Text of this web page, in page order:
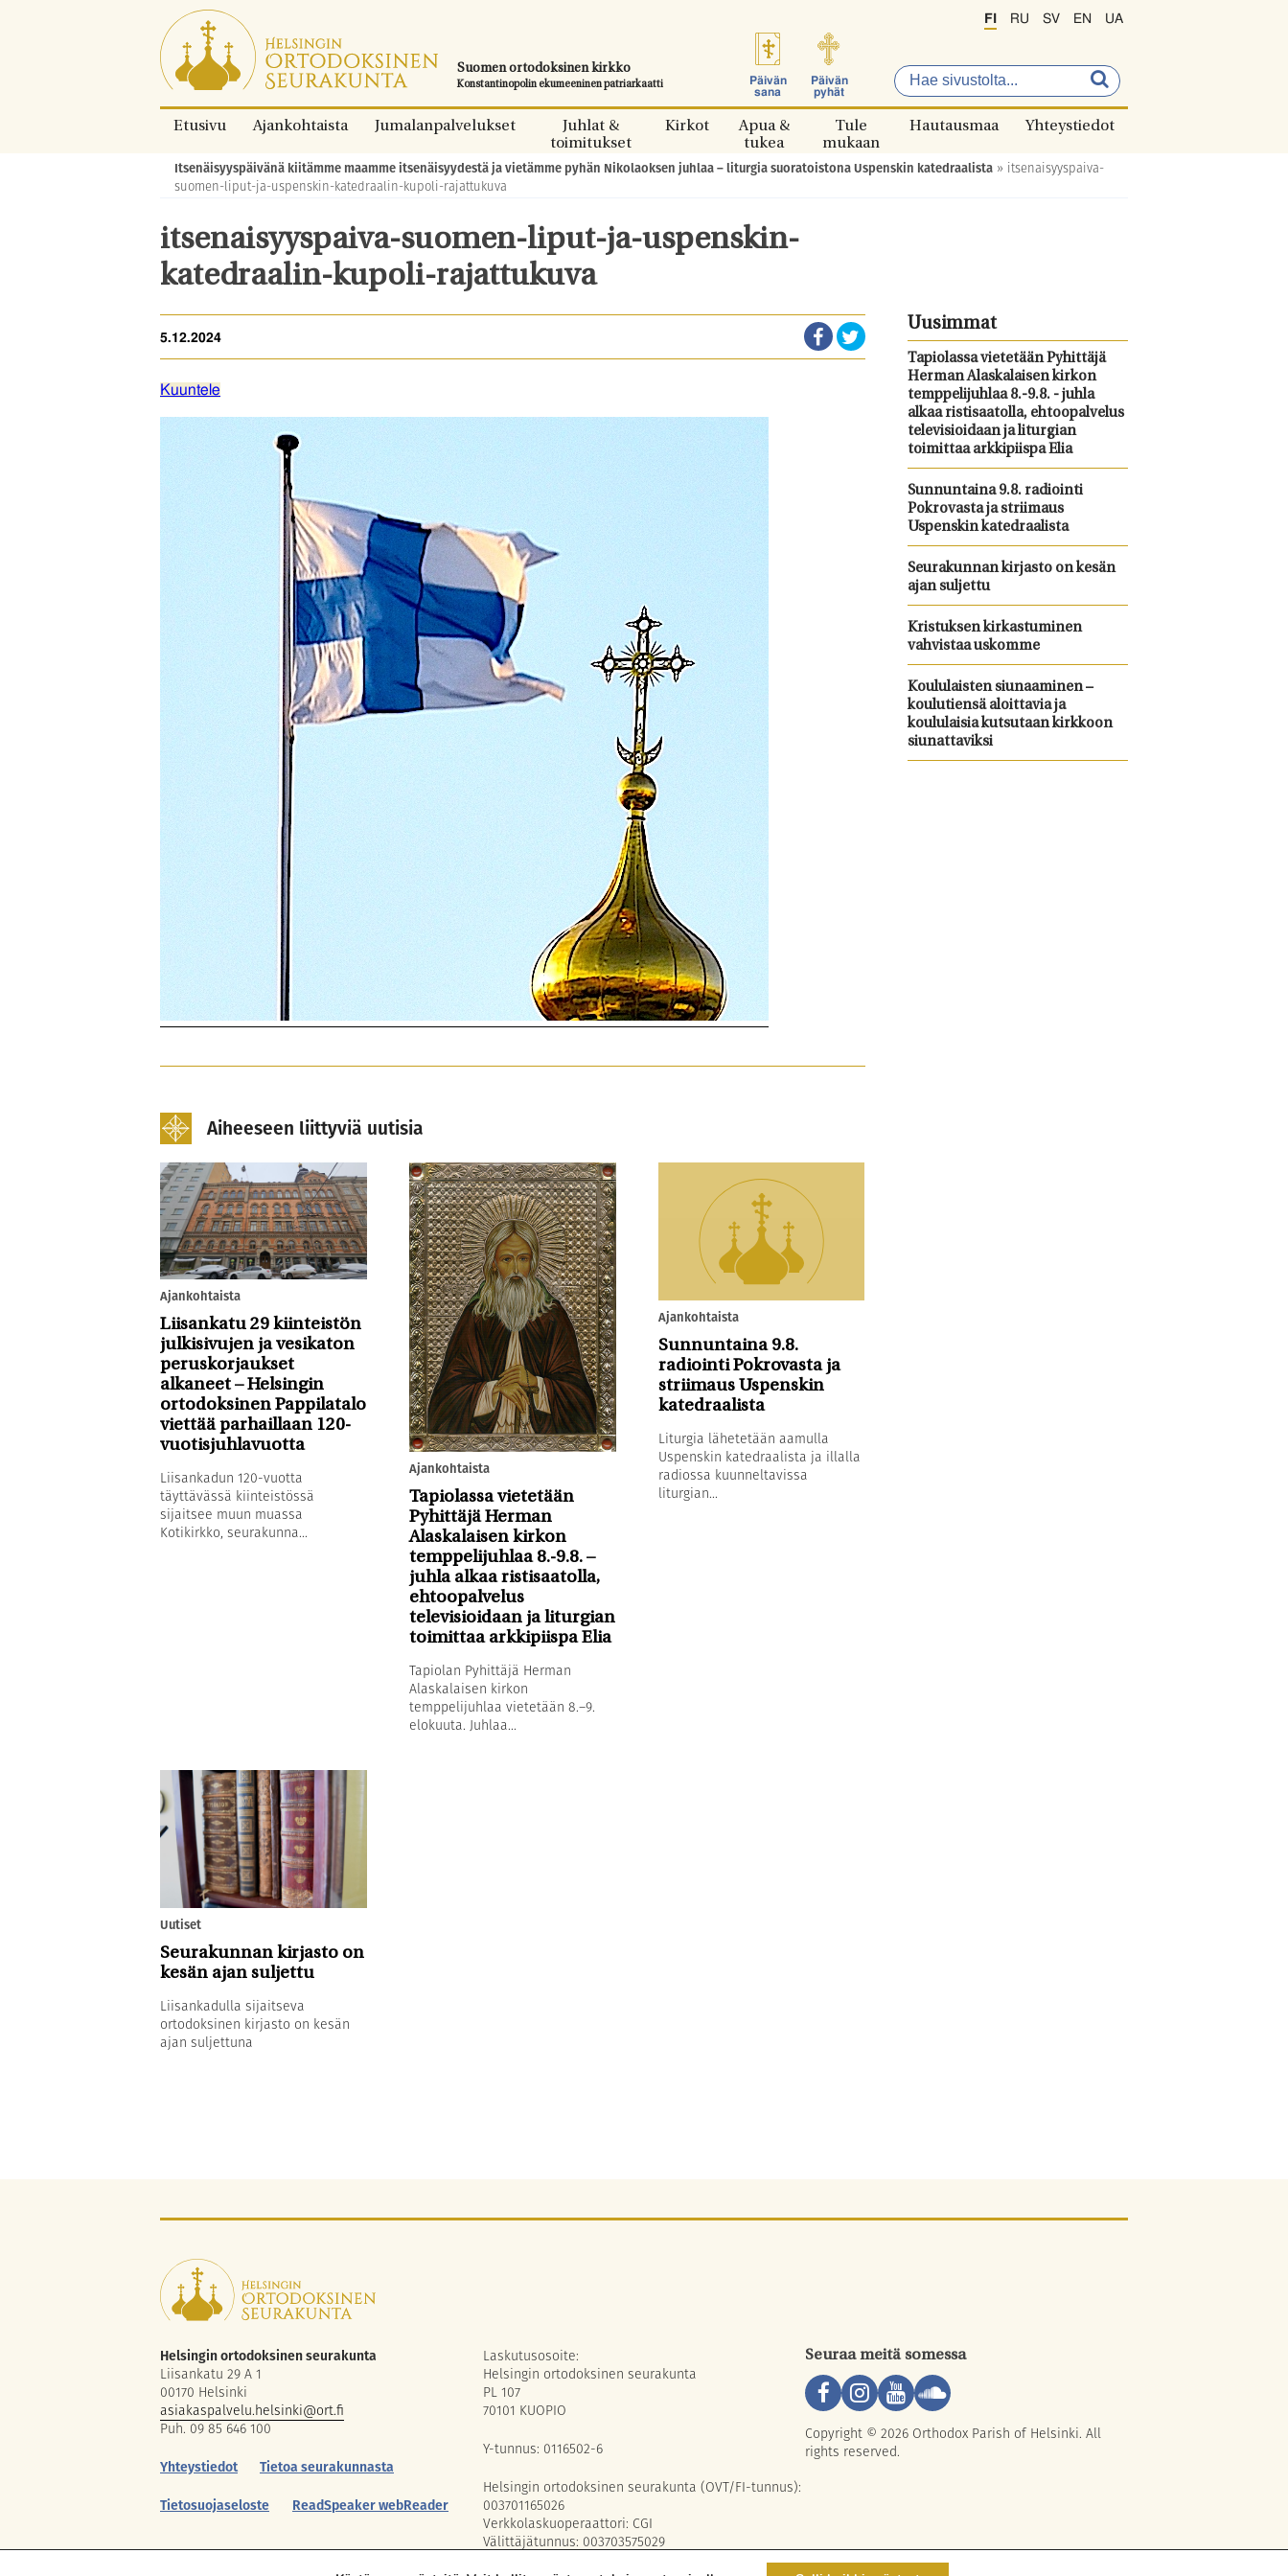
Siirry
suoraan
sisältöön.
Suomen ortodoksinen kirkko
Konstantinopolin ekumeeninen patriarkaatti
Päivän
sana
Päivän
pyhät
FI RU SV EN UA
Etusivu Ajankohtaista Jumalanpalvelukset
Juhlat &
toimitukset
Kirkot
Apua &
tukea
Tule
mukaan
Hautausmaa Yhteystiedot
Murupolku:
Itsenäisyyspäivänä kiitämme maamme itsenäisyydestä ja vietämme pyhän Nikolaoksen juhlaa – liturgia suoratoistona Uspenskin katedraalista » itsenaisyyspaiva-
suomen-liput-ja-uspenskin-katedraalin-kupoli-rajattukuva
itsenaisyyspaiva-suomen-liput-ja-uspenskin-
katedraalin-kupoli-rajattukuva
5.12.2024
Kuuntele
Aiheeseen liittyviä uutisia
Ajankohtaista
Liisankatu 29 kiinteistön
julkisivujen ja vesikaton
peruskorjaukset
alkaneet – Helsingin
ortodoksinen Pappilatalo
viettää parhaillaan 120-
vuotisjuhlavuotta
Liisankadun 120-vuotta
täyttävässä kiinteistössä
sijaitsee muun muassa
Kotikirkko, seurakunna...
Ajankohtaista
Tapiolassa vietetään
Pyhittäjä Herman
Alaskalaisen kirkon
temppelijuhlaa 8.-9.8. –
juhla alkaa ristisaatolla,
ehtoopalvelus
televisioidaan ja liturgian
toimittaa arkkipiispa Elia
Tapiolan Pyhittäjä Herman
Alaskalaisen kirkon
temppelijuhlaa vietetään 8.–9.
elokuuta. Juhlaa...
Ajankohtaista
Sunnuntaina 9.8.
radiointi Pokrovasta ja
striimaus Uspenskin
katedraalista
Liturgia lähetetään aamulla
Uspenskin katedraalista ja illalla
radiossa kuunneltavissa
liturgian...
Uutiset
Seurakunnan kirjasto on
kesän ajan suljettu
Liisankadulla sijaitseva
ortodoksinen kirjasto on kesän
ajan suljettuna
Uusimmat
Tapiolassa vietetään Pyhittäjä
Herman Alaskalaisen kirkon
temppelijuhlaa 8.-9.8. - juhla
alkaa ristisaatolla, ehtoopalvelus
televisioidaan ja liturgian
toimittaa arkkipiispa Elia
Sunnuntaina 9.8. radiointi
Pokrovasta ja striimaus
Uspenskin katedraalista
Seurakunnan kirjasto on kesän
ajan suljettu
Kristuksen kirkastuminen
vahvistaa uskomme
Koululaisten siunaaminen –
koulutiensä aloittavia ja
koululaisia kutsutaan kirkkoon
siunattaviksi
Helsingin ortodoksinen seurakunta
Liisankatu 29 A 1
00170 Helsinki
asiakaspalvelu.helsinki@ort.fi
Puh. 09 85 646 100
Yhteystiedot
Tietoa seurakunnasta
Tietosuojaseloste
ReadSpeaker webReader
Laskutusosoite:
Helsingin ortodoksinen seurakunta
PL 107
70101 KUOPIO
Y-tunnus: 0116502-6
Helsingin ortodoksinen seurakunta (OVT/FI-tunnus):
003701165026
Verkkolaskuoperaattori: CGI
Välittäjätunnus: 003703575029
Seuraa meitä somessa
Copyright © 2026 Orthodox Parish of Helsinki. All
rights reserved.